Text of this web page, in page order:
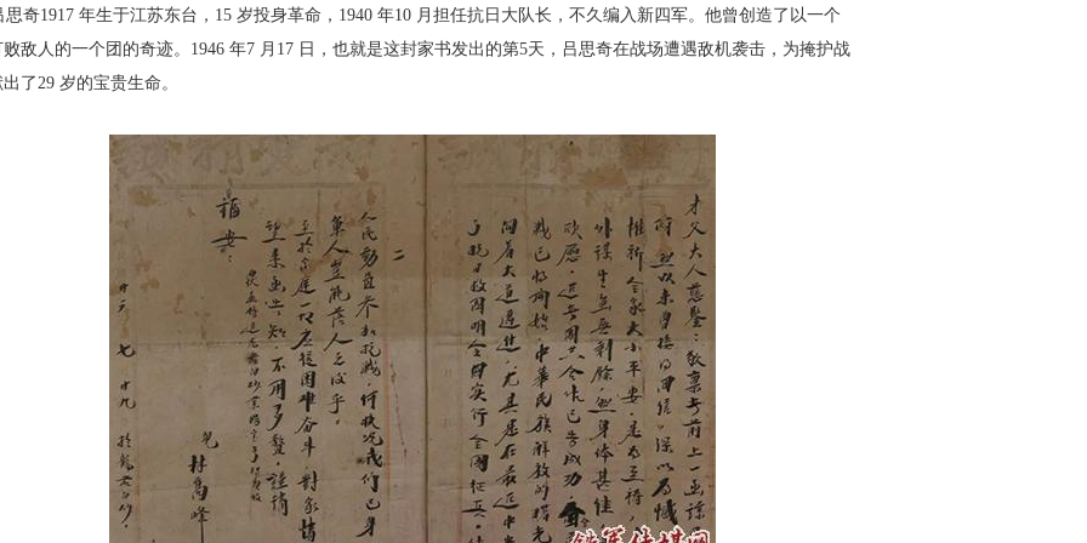
奇1917 年生于江苏东台，15 岁投身革命，1940 年10 月担任抗日大队长，不久编入新四军。他曾创造了以一个
敌人的一个团的奇迹。1946 年7 月17 日， 也就是这封家书发出的第5天，吕思奇在战场遭遇敌机袭击，为掩护战
了29 岁的宝贵生命。